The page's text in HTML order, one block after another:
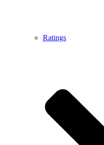
Ratings